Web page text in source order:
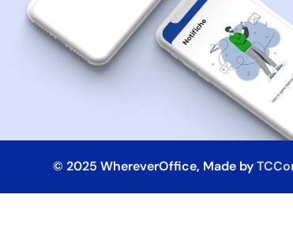
© 2025 WhereverOffice, Made by